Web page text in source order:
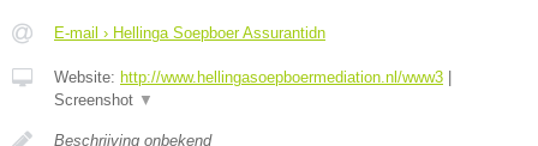
E-mail › Hellinga Soepboer Assurantidn
Website: http://www.hellingasoepboermediation.nl/www3
Screenshot ▼
Beschrijving onbekend